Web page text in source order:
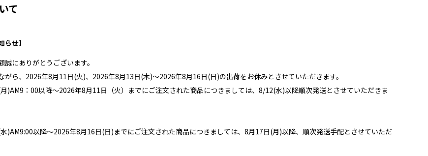
て
らせ】
誠にありがとうございます。
がら、2026年8月11日(火)、2026年8月13日(木)～2026年8月16日(日)の出荷をお休みとさせていただきます。
)AM9：00以降～2026年8月11日（火）までにご注文された商品につきましては、8/12(水)以降順次発送とさせていただきま
)AM9:00以降～2026年8月16日(日)までにご注文された商品につきましては、8月17日(月)以降、順次発送手配とさせていただ